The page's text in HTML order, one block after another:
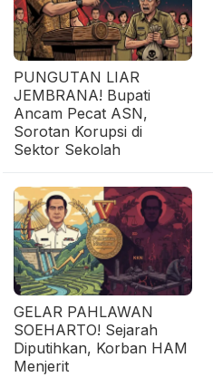
PUNGUTAN LIAR
JEMBRANA! Bupati
Ancam Pecat ASN,
Sorotan Korupsi di
Sektor Sekolah
GELAR PAHLAWAN
SOEHARTO! Sejarah
Diputihkan, Korban HAM
Menjerit